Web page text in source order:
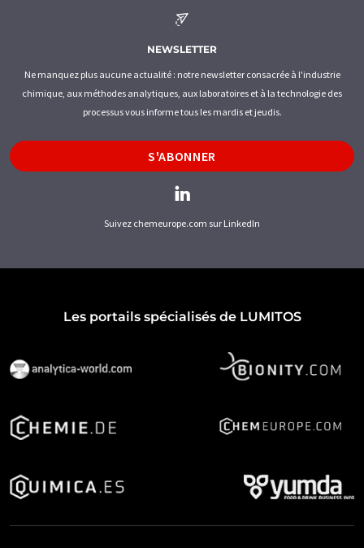
NEWSLETTER
Ne manquez plus aucune actualité : notre newsletter consacrée à l'industrie
chimique, aux méthodes analytiques, aux laboratoires et à la technologie des
processus vous informe tous les mardis et jeudis.
S'ABONNER
Suivez chemeurope.com sur LinkedIn
Les portails spécialisés de LUMITOS